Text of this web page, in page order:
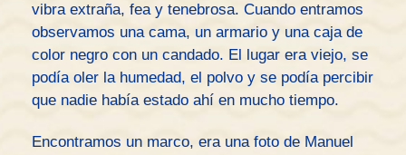
vibra extraña, fea y tenebrosa. Cuando entramos
observamos una cama, un armario y una caja de
color negro con un candado. El lugar era viejo, se
podía oler la humedad, el polvo y se podía percibir
que nadie había estado ahí en mucho tiempo.
Encontramos un marco, era una foto de Manuel